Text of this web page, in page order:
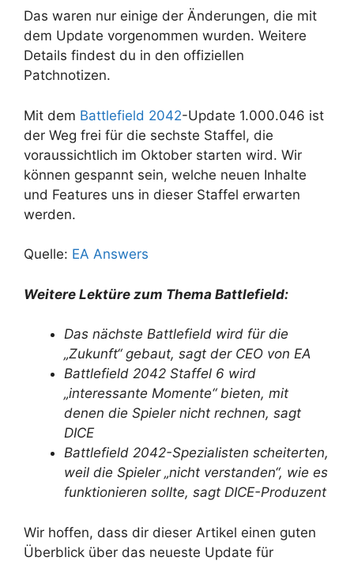
Das waren nur einige der Änderungen, die mit
dem Update vorgenommen wurden. Weitere
Details findest du in den offiziellen
Patchnotizen.
Mit dem Battlefield 2042-Update 1.000.046 ist
der Weg frei für die sechste Staffel, die
voraussichtlich im Oktober starten wird. Wir
können gespannt sein, welche neuen Inhalte
und Features uns in dieser Staffel erwarten
werden.
Quelle: EA Answers
Weitere Lektüre zum Thema Battlefield:
Das nächste Battlefield wird für die
„Zukunft“ gebaut, sagt der CEO von EA
Battlefield 2042 Staffel 6 wird
„interessante Momente“ bieten, mit
denen die Spieler nicht rechnen, sagt
DICE
Battlefield 2042-Spezialisten scheiterten,
weil die Spieler „nicht verstanden“, wie es
funktionieren sollte, sagt DICE-Produzent
Wir hoffen, dass dir dieser Artikel einen guten
Überblick über das neueste Update für